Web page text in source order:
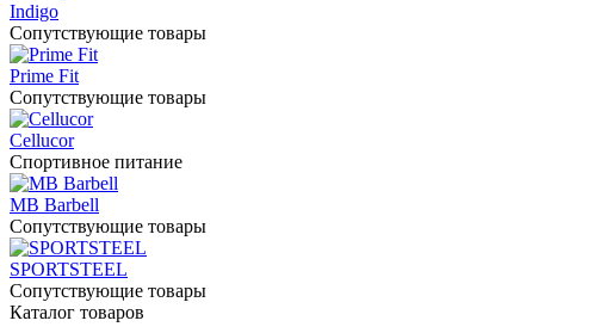
Indigo
Сопутствующие товары
Prime Fit
Сопутствующие товары
Cellucor
Спортивное питание
MB Barbell
Сопутствующие товары
SPORTSTEEL
Сопутствующие товары
Каталог товаров